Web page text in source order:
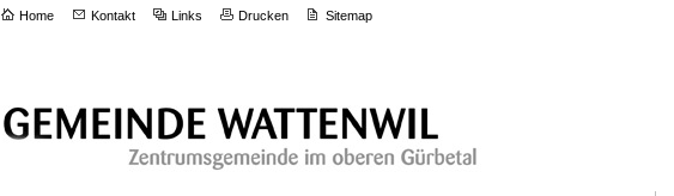
Home Kontakt Links Drucken Sitemap